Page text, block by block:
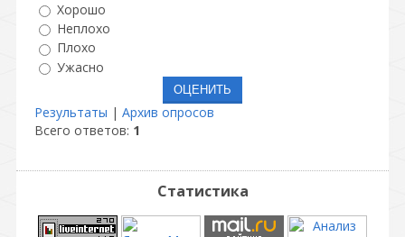
Хорошо
Неплохо
Плохо
Ужасно
Результаты | Архив опросов
Всего ответов: 1
Статистика